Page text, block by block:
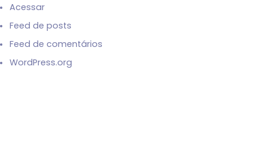
Acessar
Feed de posts
Feed de comentários
WordPress.org